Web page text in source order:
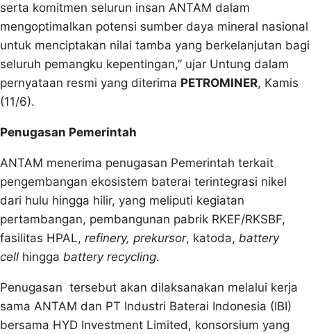
serta komitmen selurun insan ANTAM dalam
mengoptimalkan potensi sumber daya mineral nasional
untuk menciptakan nilai tamba yang berkelanjutan bagi
seluruh pemangku kepentingan,” ujar Untung dalam
pernyataan resmi yang diterima PETROMINER, Kamis
(11/6).
Penugasan Pemerintah
ANTAM menerima penugasan Pemerintah terkait
pengembangan ekosistem baterai terintegrasi nikel
dari hulu hingga hilir, yang meliputi kegiatan
pertambangan, pembangunan pabrik RKEF/RKSBF,
fasilitas HPAL, refinery, prekursor, katoda, battery
cell hingga battery recycling.
Penugasan tersebut akan dilaksanakan melalui kerja
sama ANTAM dan PT Industri Baterai Indonesia (IBI)
bersama HYD Investment Limited, konsorsium yang